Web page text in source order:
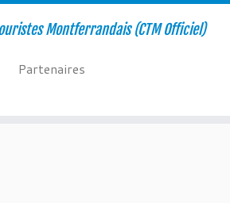
Montferrandais (CTM Officiel)
Partenaires